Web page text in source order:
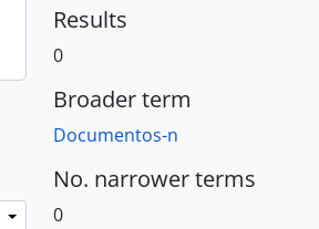
Results
0
Broader term
Documentos-n
No. narrower terms
0